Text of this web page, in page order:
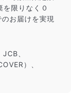
限りなく０
お届けを実現
、
）、